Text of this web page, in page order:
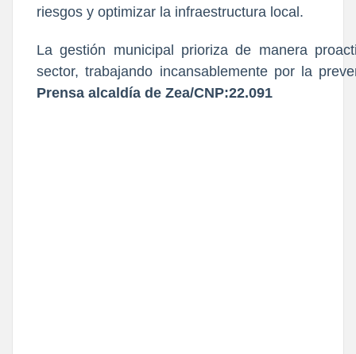
riesgos y optimizar la infraestructura local.
La gestión municipal prioriza de manera
sector, trabajando incansablemente por la
Prensa alcaldía de Zea/CNP:22.091